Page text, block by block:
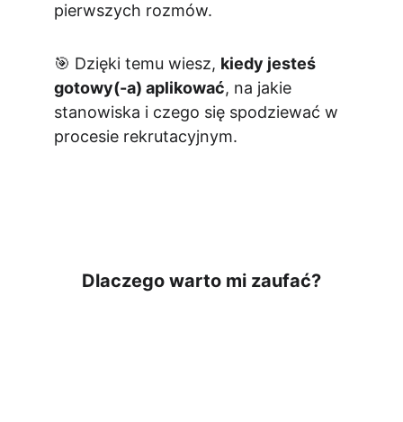
pierwszych rozmów.
🎯 Dzięki temu wiesz, kiedy jesteś
gotowy(-a) aplikować, na jakie
stanowiska i czego się spodziewać w
procesie rekrutacyjnym.
Dlaczego warto mi zaufać?